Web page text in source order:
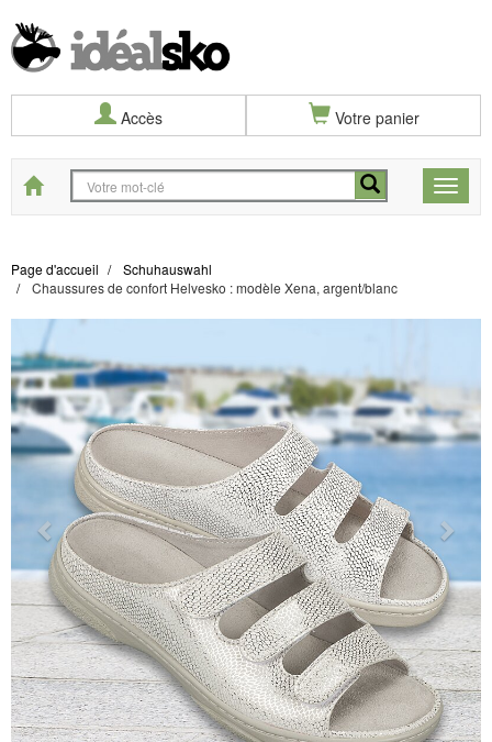
Accès Votre panier
Toggle
Start
Page d'accueil
Schuhauswahl
Chaussures de confort Helvesko : modèle Xena, argent/blanc